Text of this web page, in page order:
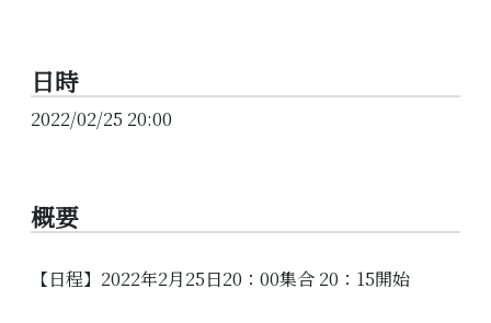
日時
2022/02/25 20:00
概要
【日程】2022年2月25日20：00集合 20：15開始